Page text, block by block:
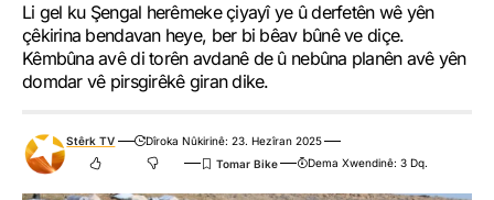
Li gel ku Şengal herêmeke çiyayî ye û derfetên wê yên
çêkirina bendavan heye, ber bi bêav bûnê ve diçe.
Kêmbûna avê di torên avdanê de û nebûna planên avê yên
domdar vê pirsgirêkê giran dike.
Stêrk TV
Dîroka Nûkirinê: 23. Hezîran 2025
Dema Xwendinê: 3 Dq.